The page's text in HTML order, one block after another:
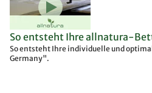
So entsteht Ihre allnatura-
So entsteht Ihre individuelle und
Germany".